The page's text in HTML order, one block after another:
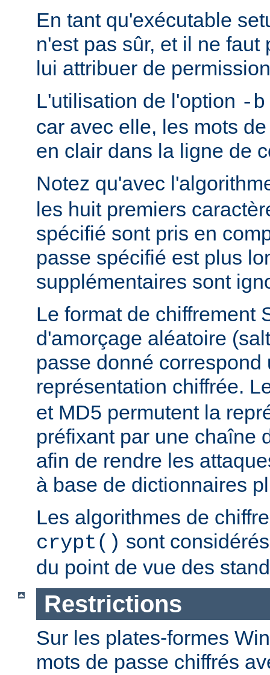
En tant qu'exécutable
n'est pas sûr, et il ne
lui attribuer de
L'utilisation de l'option -b
car avec elle, les mots
en clair dans la ligne de
Notez qu'avec
les huit premiers
spécifié sont pris en
passe spécifié est plus
supplémentaires sont
Le format de chiffrement
d'amorçage aléatoire
passe donné correspond
représentation chiffrée.
et MD5 permutent la
préfixant par une chaîne
afin de rendre les
à base de dictionnaires
Les algorithmes de
crypt() sont
du point de vue des
Restrictions
Sur les plates-formes
mots de passe chiffrés